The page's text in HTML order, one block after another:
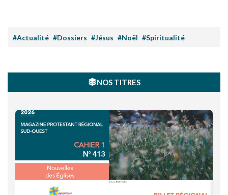
#Actualité #Dossiers #Jésus #Noël #Spiritualité
NOS TITRES